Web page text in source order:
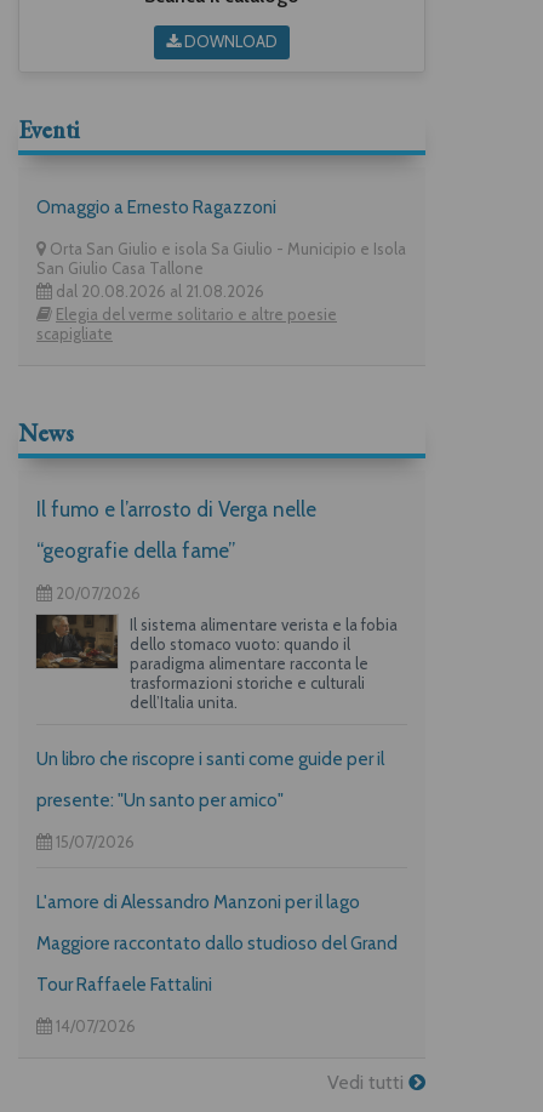
DOWNLOAD
Eventi
Omaggio a Ernesto Ragazzoni
Orta San Giulio e isola Sa Giulio - Municipio e Isola
San Giulio Casa Tallone
dal 20.08.2026 al 21.08.2026
Elegia del verme solitario e altre poesie
scapigliate
News
Il fumo e l’arrosto di Verga nelle
“geografie della fame”
20/07/2026
Il sistema alimentare verista e la fobia
dello stomaco vuoto: quando il
paradigma alimentare racconta le
trasformazioni storiche e culturali
dell’Italia unita.
Un libro che riscopre i santi come guide per il
presente: "Un santo per amico"
15/07/2026
L'amore di Alessandro Manzoni per il lago
Maggiore raccontato dallo studioso del Grand
Tour Raffaele Fattalini
14/07/2026
Vedi tutti